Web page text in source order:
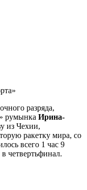
разряда,
румынка Ирина-
из Чехии,
ракетку мира, со
всего 1 час 9
четвертьфинал.